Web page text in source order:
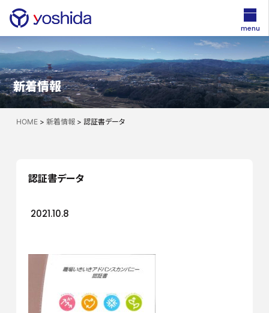
新着情報
HOME> 新着情報> 認証書データ
認証書データ
2021.10.8
menu